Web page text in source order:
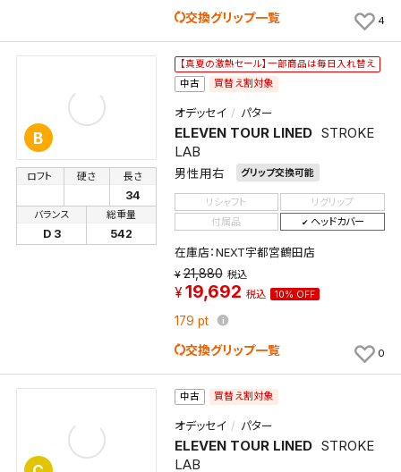
交換グリップ一覧 4
B
【真夏の激熱セール】一部商品は毎日入れ替え
中古
買替え割対象
オデッセイ パター
ELEVEN TOUR LINED STROKE
LAB
男性用右 グリップ交換可能
ロフト 硬さ 長さ
34
バランス
D 3
総重量
542
リシャフト
リグリップ
付属品
ヘッドカバー
在庫店：NEXT宇都宮鶴田店
21,880 税込
19,692 税込 10% OFF
179 pt
交換グリップ一覧 0
中古 買替え割対象
オデッセイ パター
ELEVEN TOUR LINED STROKE
LAB